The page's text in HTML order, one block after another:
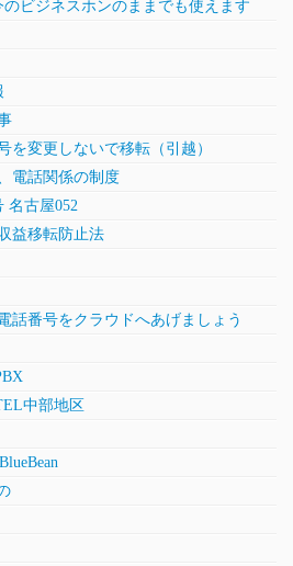
ビジネスホンのままでも使えます
を変更しないで移転（引越）
電話関係の制度
名古屋052
益移転防止法
話番号をクラウドへあげましょう
中部地区